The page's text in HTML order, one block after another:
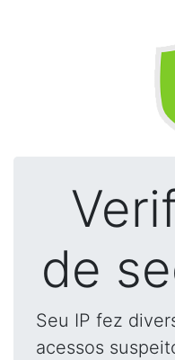
de
Seu IP fez
acessos